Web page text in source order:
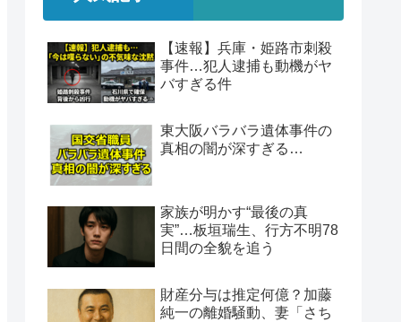
【速報】兵庫・姫路市刺殺
事件…犯人逮捕も動機がヤ
バすぎる件
東大阪バラバラ遺体事件の
真相の闇が深すぎる…
家族が明かす“最後の真
実”…板垣瑞生、行方不明78
日間の全貌を追う
財産分与は推定何億？加藤
純一の離婚騒動、妻「さち